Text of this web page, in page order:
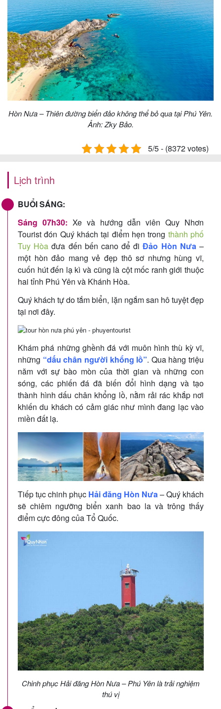
Hòn Nưa – Thiên đường biển đảo không thể bỏ qua tại Phú Yên.
Ảnh: Zky Bảo.
5/5 - (8372 votes)
Lịch trình
BUỔI SÁNG:
Sáng 07h30: Xe và hướng dẫn viên Quy Nhơn
Tourist đón Quý khách tại điểm hẹn trong thành phố
Tuy Hòa đưa đến bến cano để điĐảo Hòn Nưa –
một hòn đảo mang vẻ đẹp thô sơ nhưng hùng vĩ,
cuốn hút đến lạ kì và cũng là cột mốc ranh giới thuộc
hai tỉnh Phú Yên và Khánh Hòa.
Quý khách tự do tắm biển, lặn ngắm san hô tuyệt đẹp
tại nơi đây.
Khám phá những ghềnh đá với muôn hình thù kỳ vĩ,
những “dấu chân người khổng lồ”. Qua hàng triệu
năm với sự bào mòn của thời gian và những con
sóng, các phiến đá đã biến đổi hình dạng và tạo
thành hình dấu chân khổng lồ, nằm rải rác khắp nơi
khiến du khách có cảm giác như mình đang lạc vào
miền đất lạ.
Tiếp tục chinh phục Hải đăng Hòn Nưa– Quý khách
sẽ chiêm ngưỡng biển xanh bao la và trông thấy
điểm cực đông của Tổ Quốc.
Chinh phục Hải đăng Hòn Nưa – Phú Yên là trải nghiệm
thú vị